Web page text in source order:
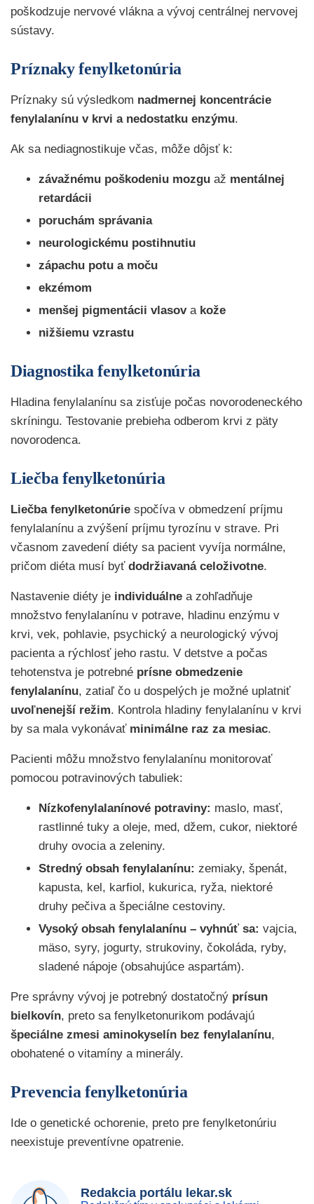
poškodzuje nervové vlákna a vývoj centrálnej nervovej
sústavy.
Príznaky fenylketonúria
Príznaky sú výsledkom nadmernej koncentrácie
fenylalanínu v krvi a nedostatku enzýmu.
Ak sa nediagnostikuje včas, môže dôjsť k:
závažnému poškodeniu mozgu až mentálnej
retardácii
poruchám správania
neurologickému postihnutiu
zápachu potu a moču
ekzémom
menšej pigmentácii vlasova kože
nižšiemu vzrastu
Diagnostika fenylketonúria
Hladina fenylalanínu sa zisťuje počas novorodeneckého
skríningu. Testovanie prebieha odberom krvi z päty
novorodenca.
Liečba fenylketonúria
Liečba fenylketonúrie spočíva v obmedzení príjmu
fenylalanínu a zvýšení príjmu tyrozínu v strave. Pri
včasnom zavedení diéty sa pacient vyvíja normálne,
pričom diéta musí byť dodržiavaná celoživotne.
Nastavenie diéty je individuálne a zohľadňuje
množstvo fenylalanínu v potrave, hladinu enzýmu v
krvi, vek, pohlavie, psychický a neurologický vývoj
pacienta a rýchlosť jeho rastu. V detstve a počas
tehotenstva je potrebné prísne obmedzenie
fenylalanínu, zatiaľ čo u dospelých je možné uplatniť
uvoľnenejší režim. Kontrola hladiny fenylalanínu v krvi
by sa mala vykonávať minimálne raz za mesiac.
Pacienti môžu množstvo fenylalanínu monitorovať
pomocou potravinových tabuliek:
Nízkofenylalanínové potraviny: maslo, masť,
rastlinné tuky a oleje, med, džem, cukor, niektoré
druhy ovocia a zeleniny.
Stredný obsah fenylalanínu: zemiaky, špenát,
kapusta, kel, karfiol, kukurica, ryža, niektoré
druhy pečiva a špeciálne cestoviny.
Vysoký obsah fenylalanínu – vyhnúť sa: vajcia,
mäso, syry, jogurty, strukoviny, čokoláda, ryby,
sladené nápoje (obsahujúce aspartám).
Pre správny vývoj je potrebný dostatočný prísun
bielkovín, preto sa fenylketonurikom podávajú
špeciálne zmesi aminokyselín bez fenylalanínu,
obohatené o vitamíny a minerály.
Prevencia fenylketonúria
Ide o genetické ochorenie, preto pre fenylketonúriu
neexistuje preventívne opatrenie.
Redakcia portálu lekar.sk